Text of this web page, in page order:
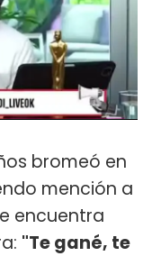
bromeó en
mención a
encuentra
"Te gané, te